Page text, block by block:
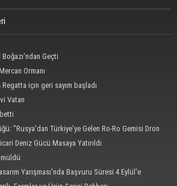
Geçti
Ormanı
için geri sayım başladı
Vatan
"Rusya'dan Türkiye'ye Gelen Ro-Ro Gemisi Dron
Deniz Gücü Masaya Yatırıldı
Yarışması'nda Başvuru Süresi 4 Eylül'e